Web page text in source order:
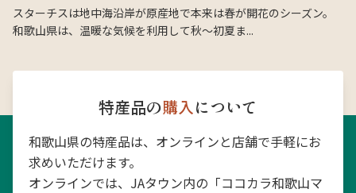
スターチスは地中海沿岸が原産地で本来は春が開花のシーズン。
和歌山県は、温暖な気候を利用して秋〜初夏ま...
特産品の購入について
和歌山県の特産品は、オンラインと店舗で手軽にお
求めいただけます。
オンラインでは、JAタウン内の「ココカラ和歌山マ